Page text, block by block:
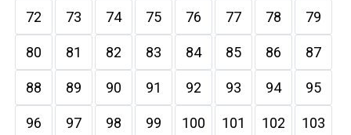
72 73 74 75 76 77 78 79
80 81 82 83 84 85 86 87
88 89 90 91 92 93 94 95
96 97 98 99 100 101 102 103